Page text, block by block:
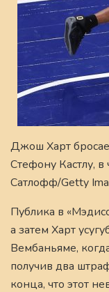
Джош Харт
Стефону Кастлу,
Сатлофф/Getty
Публика в
а затем Харт
Вембаньяме,
получив два
конца, что этот